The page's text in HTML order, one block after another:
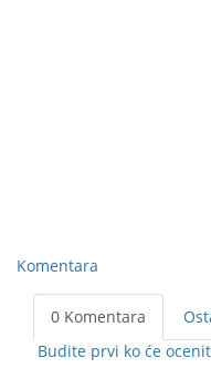
Komentara
0 Komentara
Budite prvi ko će